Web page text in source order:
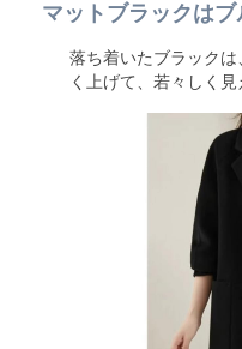
マットブラックはブ
落ち着いたブラック
く上げて、若々しく